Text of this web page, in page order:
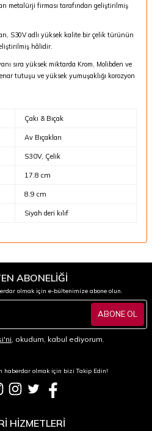
metalürji firması tarafından geliştirilmiş
S30V adlı yüksek kalite bir çelik türünün
hâlidir.
sıra yüksek miktarda Krom, Molibden ve
tutuşu ve yüksek yumuşaklığı korozyon
Çakı & Bıçak
Av Bıçakları
S30V, Çelik
17.8 cm
8.9 cm
Siyah deri kılıf
ABONELİĞİ
olmak için e-bültenimize abone olun.
ABONE OL
, okudum, kabul ediyorum.
haberdar olmak için bizi Takip Edin!
HİZMETLERİ